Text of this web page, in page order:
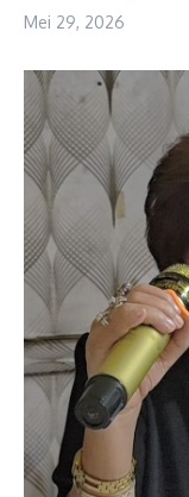
Mei 29, 2026